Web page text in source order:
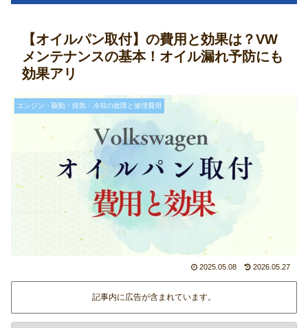
【オイルパン取付】の費用と効果は？VW
メンテナンスの基本！オイル漏れ予防にも
効果アリ
エンジン・駆動・排気・冷却の故障と修理費用
2025.05.08 2026.05.27
記事内に広告が含まれています。